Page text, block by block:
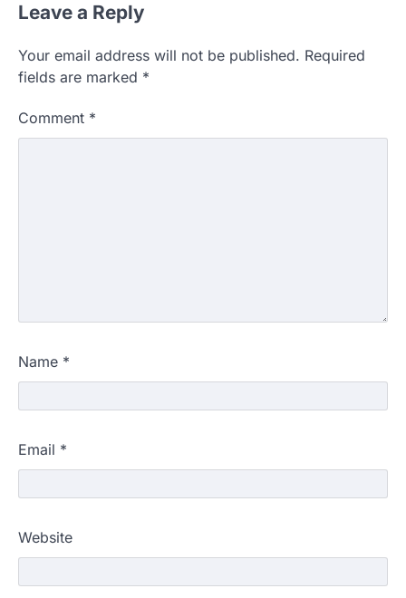
Leave a Reply
Your email address will not be published. Required
fields are marked *
Comment *
Name *
Email *
Website